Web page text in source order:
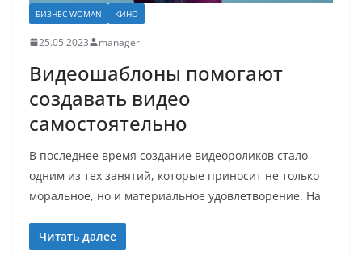
БИЗНЕС WOMAN КИНО
25.05.2023 manager
Видеошаблоны помогают
создавать видео
самостоятельно
В последнее время создание видеороликов стало
одним из тех занятий, которые приносит не только
моральное, но и материальное удовлетворение. На
Читать далее